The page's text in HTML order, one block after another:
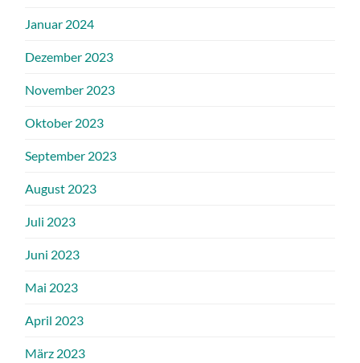
Januar 2024
Dezember 2023
November 2023
Oktober 2023
September 2023
August 2023
Juli 2023
Juni 2023
Mai 2023
April 2023
März 2023